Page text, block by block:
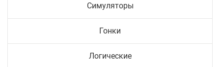
Симуляторы
Гонки
Логические